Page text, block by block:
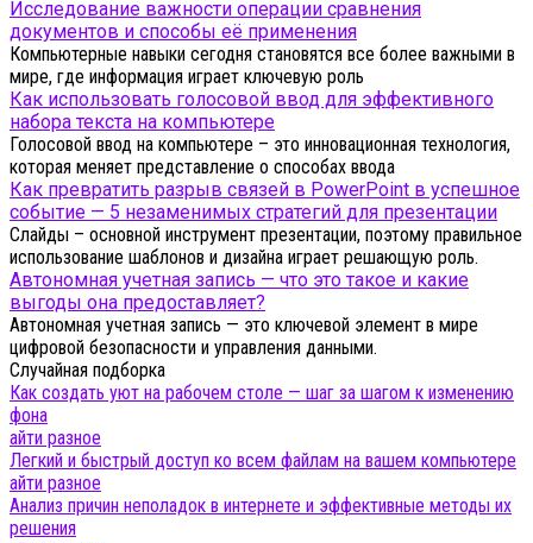
Исследование важности операции сравнения
документов и способы её применения
Компьютерные навыки сегодня становятся все более важными в
мире, где информация играет ключевую роль
Как использовать голосовой ввод для эффективного
набора текста на компьютере
Голосовой ввод на компьютере – это инновационная технология,
которая меняет представление о способах ввода
Как превратить разрыв связей в PowerPoint в успешное
событие — 5 незаменимых стратегий для презентации
Слайды – основной инструмент презентации, поэтому правильное
использование шаблонов и дизайна играет решающую роль.
Автономная учетная запись — что это такое и какие
выгоды она предоставляет?
Автономная учетная запись — это ключевой элемент в мире
цифровой безопасности и управления данными.
Случайная подборка
Как создать уют на рабочем столе — шаг за шагом к изменению
фона
айти разное
Легкий и быстрый доступ ко всем файлам на вашем компьютере
айти разное
Анализ причин неполадок в интернете и эффективные методы их
решения